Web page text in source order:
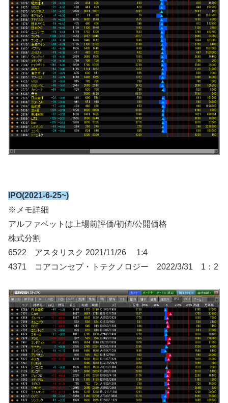
IPO(2021-6-25~)
※メモ詳細
アルファベットは上場前評価/初値/公開価格
株式分割
6522 アスタリスク 2021/11/26 1:4
4371 コアコンセプ・トテクノロジー 2022/3/31 1：2